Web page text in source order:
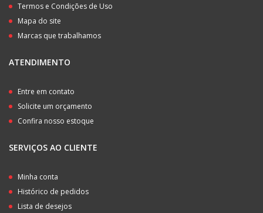
Termos e Condições de Uso
Mapa do site
Marcas que trabalhamos
ATENDIMENTO
Entre em contato
Solicite um orçamento
Confira nosso estoque
SERVIÇOS AO CLIENTE
Minha conta
Histórico de pedidos
Lista de desejos